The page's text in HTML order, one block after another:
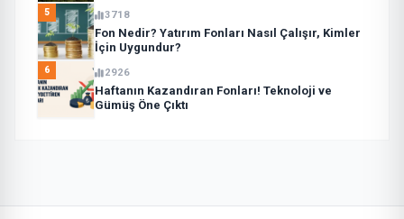
5 3718
Fon Nedir? Yatırım Fonları Nasıl Çalışır, Kimler
İçin Uygundur?
6 2926
Haftanın Kazandıran Fonları! Teknoloji ve
Gümüş Öne Çıktı